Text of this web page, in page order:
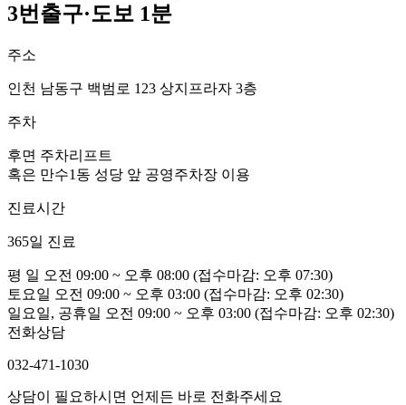
3번출구·도보 1분
주소
인천 남동구 백범로 123 상지프라자 3층
주차
후면 주차리프트
혹은 만수1동 성당 앞 공영주차장 이용
진료시간
365일 진료
평 일 오전 09:00 ~ 오후 08:00 (접수마감: 오후 07:30)
토요일 오전 09:00 ~ 오후 03:00 (접수마감: 오후 02:30)
일요일, 공휴일 오전 09:00 ~ 오후 03:00 (접수마감: 오후 02:30)
전화상담
032-471-1030
상담이 필요하시면 언제든 바로 전화주세요